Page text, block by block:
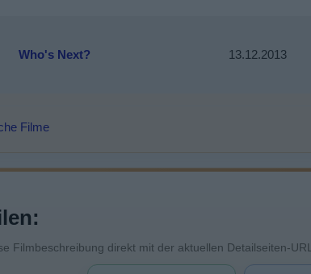
Who's Next? 13.12.2013
Filme
Filmbeschreibung direkt mit der aktuellen Detailseiten-URL.